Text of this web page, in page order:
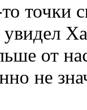
точки
увидел
от
не